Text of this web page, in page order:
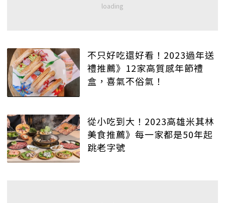
不只好吃還好看！2023過年送
禮推薦》12家高質感年節禮
盒，喜氣不俗氣！
從小吃到大！2023高雄米其林
美食推薦》每一家都是50年起
跳老字號